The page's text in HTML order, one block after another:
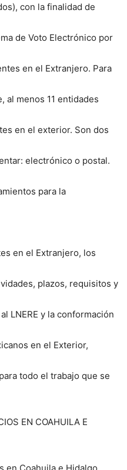
con la finalidad de
de Voto Electrónico por
en el Extranjero. Para
al menos 11 entidades
en el exterior. Son dos
electrónico o postal.
para la
en el Extranjero, los
plazos, requisitos y
LNERE y la conformación
en el Exterior,
todo el trabajo que se
EN COAHUILA E
en Coahuila e Hidalgo